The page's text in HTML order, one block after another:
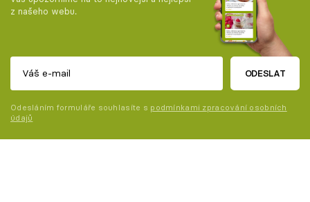
z našeho webu.
ODESLAT
Odesláním formuláře souhlasíte s podmínkami zpracování osobních
údajů